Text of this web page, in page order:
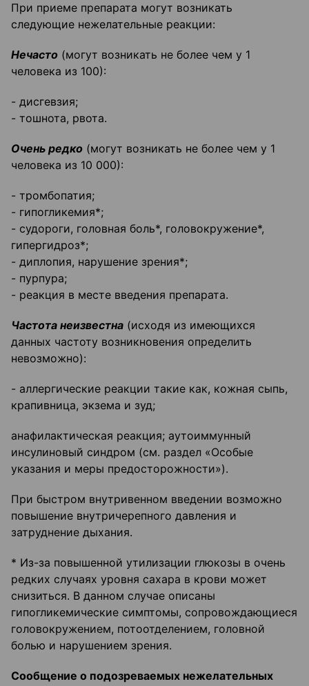
При приеме препарата могут возникать
следующие нежелательные реакции:
Нечасто (могут возникать не более чем у 1
человека из 100):
- дисгевзия;
- тошнота, рвота.
Очень редко (могут возникать не более чем у 1
человека из 10 000):
- тромбопатия;
- гипогликемия*;
- судороги, головная боль*, головокружение*,
гипергидроз*;
- диплопия, нарушение зрения*;
- пурпура;
- реакция в месте введения препарата.
Частота неизвестна (исходя из имеющихся
данных частоту возникновения определить
невозможно):
- аллергические реакции такие как, кожная сыпь,
крапивница, экзема и зуд;
анафилактическая реакция; аутоиммунный
инсулиновый синдром (см. раздел «Особые
указания и меры предосторожности»).
При быстром внутривенном введении возможно
повышение внутричерепного давления и
затруднение дыхания.
* Из-за повышенной утилизации глюкозы в очень
редких случаях уровня сахара в крови может
снизиться. В данном случае описаны
гипогликемические симптомы, сопровождающиеся
головокружением, потоотделением, головной
болью и нарушением зрения.
Сообщение о подозреваемых нежелательных